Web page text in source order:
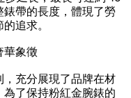
帶的長度，體現了勞
追求。
華象徵
充分展現了品牌在材
了保持粉紅金腕錶的